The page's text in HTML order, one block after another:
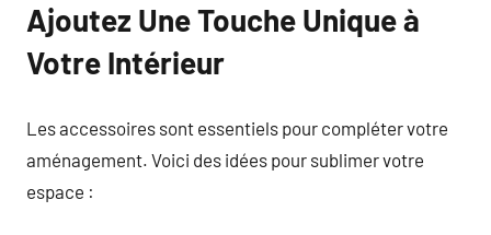
Ajoutez Une Touche Unique à
Votre Intérieur
Les accessoires sont essentiels pour compléter votre
aménagement. Voici des idées pour sublimer votre
espace :